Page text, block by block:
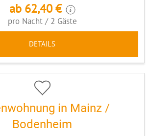
ab 62,40 €
pro Nacht / 2 Gäste
DETAILS
CODE: MZ082
in Mainz /
Bodenheim